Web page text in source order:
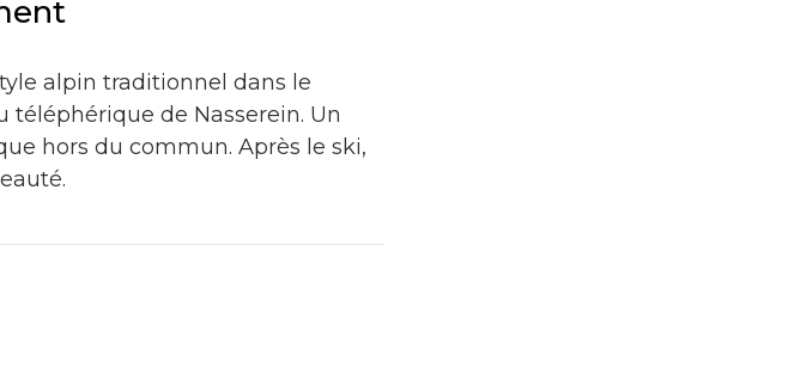
alpin traditionnel dans le
téléphérique de Nasserein. Un
hors du commun. Après le ski,